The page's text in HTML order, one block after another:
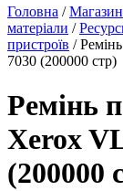
Головна /Магазин
матеріали /
пристроїв /
7030 (200000 стр)
Ремінь
Xerox
(200000